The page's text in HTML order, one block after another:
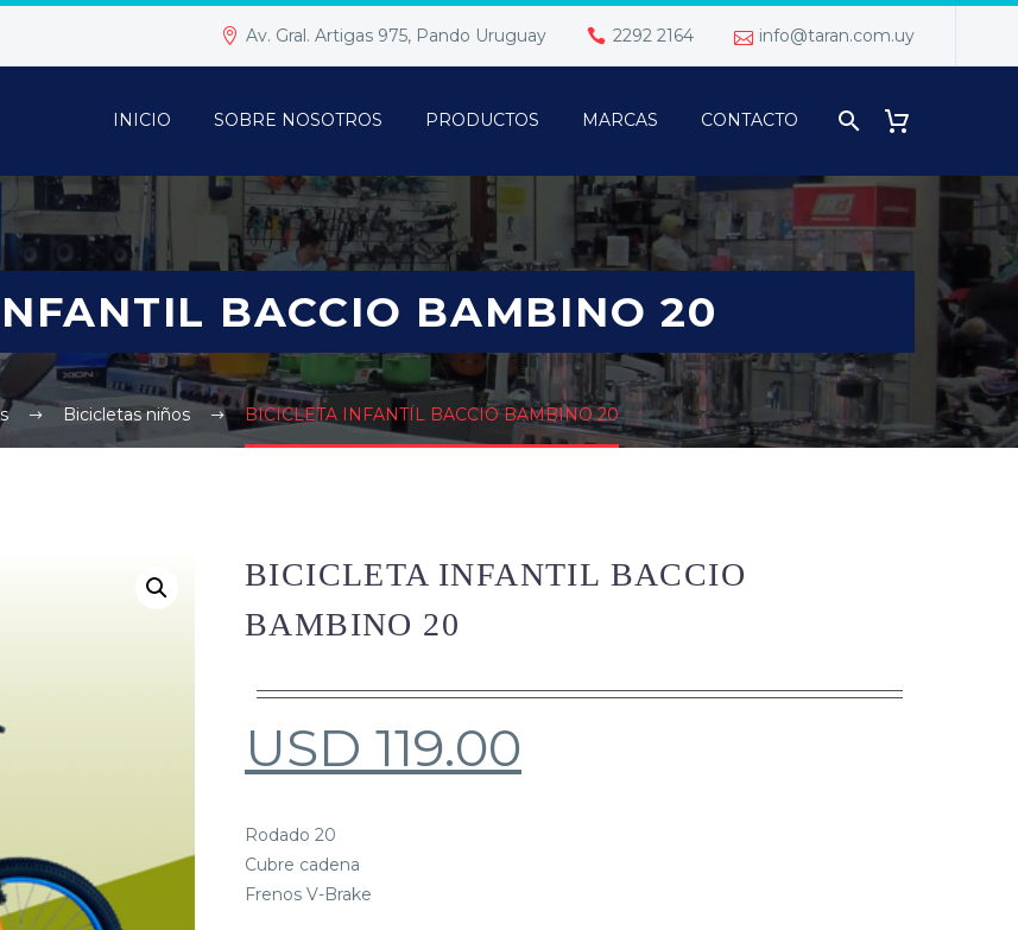
Av. Gral. Artigas 975, Pando Uruguay 2292 2164 info@taran.com.uy
INICIO SOBRE NOSOTROS PRODUCTOS MARCAS CONTACTO
BACCIO BAMBINO 20
Bicicletas niños BICICLETA INFANTIL BACCIO BAMBINO 20
BICICLETA INFANTIL BACCIO
BAMBINO 20
USD 119.00
Rodado 20
Cubre cadena
Frenos V-Brake